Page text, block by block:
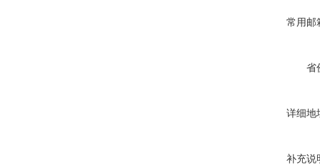
常用邮
省
详细地
补充说